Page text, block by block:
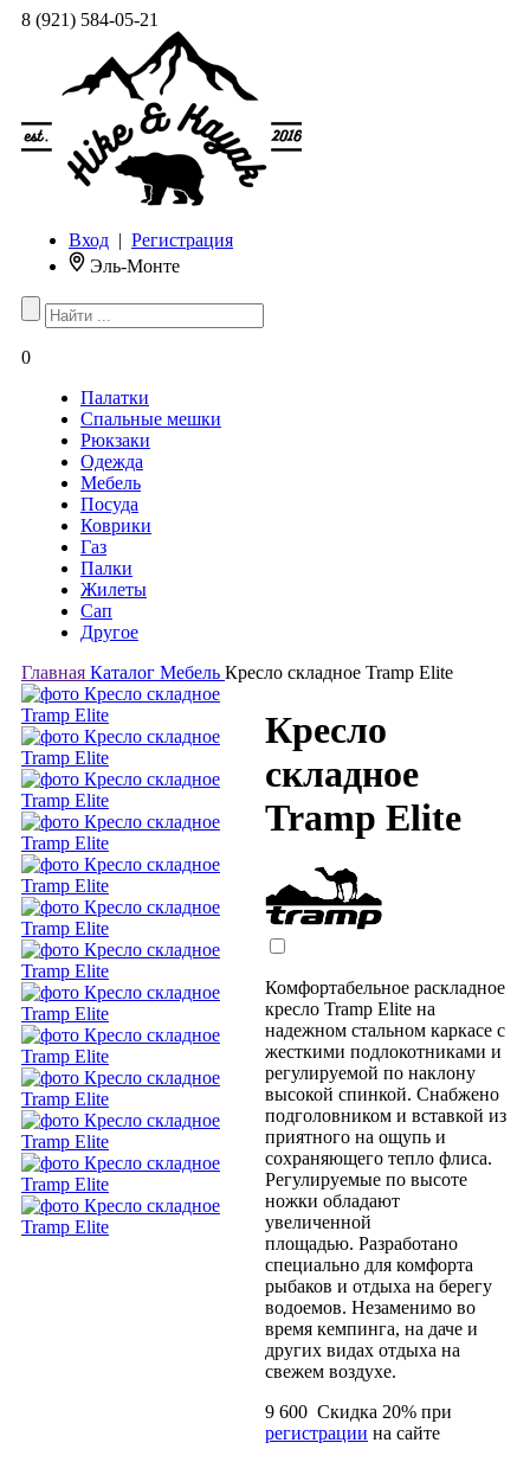
8 (921) 584-05-21
Вход | Регистрация
Эль-Монте
0
Палатки
Спальные мешки
Рюкзаки
Одежда
Мебель
Посуда
Коврики
Газ
Палки
Жилеты
Сап
Другое
Главная Каталог Мебель Кресло складное Tramp Elite
Кресло
складное
Tramp Elite
Комфортабельное раскладное
кресло Tramp Elite на
надежном стальном каркасе с
жесткими подлокотниками и
регулируемой по наклону
высокой спинкой. Снабжено
подголовником и вставкой из
приятного на ощупь и
сохраняющего тепло флиса.
Регулируемые по высоте
ножки обладают
увеличенной
площадью. Разработано
специально для комфорта
рыбаков и отдыха на берегу
водоемов. Незаменимо во
время кемпинга, на даче и
других видах отдыха на
свежем воздухе.
9 600 Скидка 20% при
регистрации на сайте